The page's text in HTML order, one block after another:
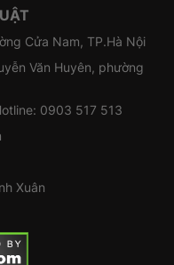
Cửa Nam, TP.Hà Nội
Văn Huyên, phường
0903 517 513
Xuân